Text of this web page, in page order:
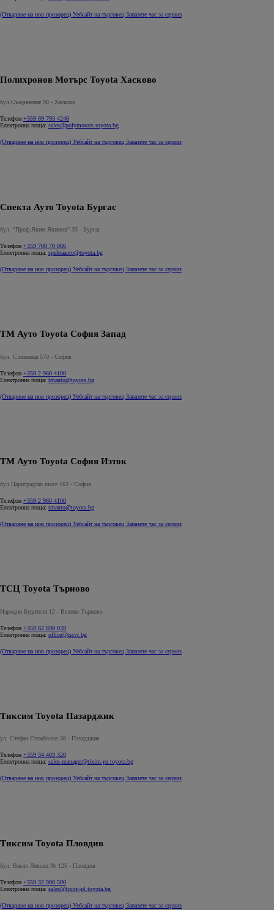
(Отваряне на нов прозорец) Уебсайт на търговец Запазете час за сервиз
Полихронов Мотърс Toyota Хасково
бул.Съединение 90 - Хасково
Телефон +359 89 793 4246
Електронна поща: sales@polymotors.toyota.bg
(Отваряне на нов прозорец) Уебсайт на търговец Запазете час за сервиз
Спекта Ауто Toyota Бургас
бул. "Проф.Яким Якимов" 33 - Бургас
Телефон +359 700 70 066
Електронна поща: spektaauto@toyota.bg
(Отваряне на нов прозорец) Уебсайт на търговец Запазете час за сервиз
ТМ Ауто Toyota София Запад
бул. Сливница 570 - София
Телефон +359 2 960 4100
Електронна поща: tmauto@toyota.bg
(Отваряне на нов прозорец) Уебсайт на търговец Запазете час за сервиз
ТМ Ауто Toyota София Изток
бул.Цариградско шосе 163 - София
Телефон +359 2 960 4100
Електронна поща: tmauto@toyota.bg
(Отваряне на нов прозорец) Уебсайт на търговец Запазете час за сервиз
ТСЦ Toyota Търново
Народни Будители 12 - Велико Търново
Телефон +359 62 690 039
Електронна поща: office@tscvt.bg
(Отваряне на нов прозорец) Уебсайт на търговец Запазете час за сервиз
Тиксим Toyota Пазарджик
ул. Стефан Стамболов 38 - Пазарджик
Телефон +359 34 403 320
Електронна поща: sales-manager@tixim-pz.toyota.bg
(Отваряне на нов прозорец) Уебсайт на търговец Запазете час за сервиз
Тиксим Toyota Пловдив
бул. Васил Левски № 125 - Пловдив
Телефон +359 32 900 500
Електронна поща: sales@tixim-pl.toyota.bg
(Отваряне на нов прозорец) Уебсайт на търговец Запазете час за сервиз